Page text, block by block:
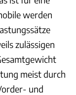
werden
zulässigen
meist durch
und